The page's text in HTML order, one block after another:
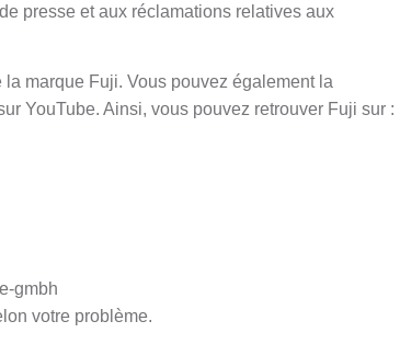
presse et aux réclamations relatives aux
marque Fuji. Vous pouvez également la
YouTube. Ainsi, vous pouvez retrouver Fuji sur :
gmbh
votre problème.